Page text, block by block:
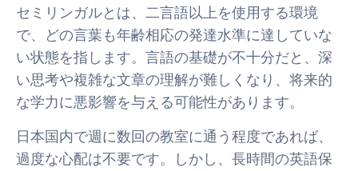
セミリンガルとは、二言語以上を使用する環境
で、どの言葉も年齢相応の発達水準に達していな
い状態を指します。言語の基礎が不十分だと、深
い思考や複雑な文章の理解が難しくなり、将来的
な学力に悪影響を与える可能性があります。
日本国内で週に数回の教室に通う程度であれば、
過度な心配は不要です。しかし、長時間の英語保